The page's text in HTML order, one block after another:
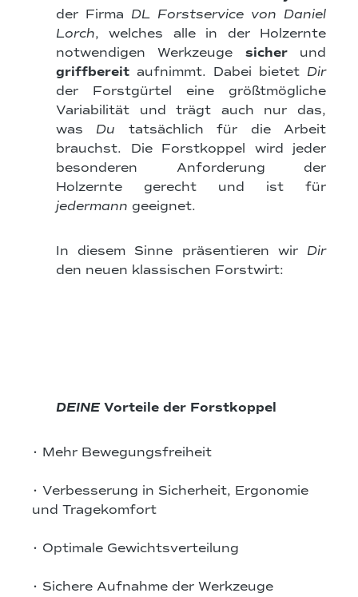
der Firma DL Forstservice von Daniel
Lorch, welches alle in der Holzernte
notwendigen Werkzeuge sicherund
griffbereit aufnimmt. Dabei bietet Dir
der Forstgürtel eine größtmögliche
Variabilität und trägt auch nur das,
was Du tatsächlich für die Arbeit
brauchst. Die Forstkoppel wird jeder
besonderen Anforderung der
Holzernte gerecht und ist für
jedermann geeignet.
In diesem Sinne präsentieren wir Dir
den neuen klassischen Forstwirt:
DEINEVorteile der Forstkoppel
• Mehr Bewegungsfreiheit
• Verbesserung in Sicherheit, Ergonomie
und Tragekomfort
• Optimale Gewichtsverteilung
• Sichere Aufnahme der Werkzeuge